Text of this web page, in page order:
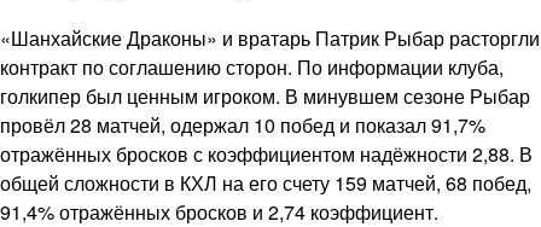
«Шанхайские Драконы» и вратарь Патрик Рыбар расторгли
контракт по соглашению сторон. По информации клуба,
голкипер был ценным игроком. В минувшем сезоне Рыбар
провёл 28 матчей, одержал 10 побед и показал 91,7%
отражённых бросков с коэффициентом надёжности 2,88. В
общей сложности в КХЛ на его счету 159 матчей, 68 побед,
91,4% отражённых бросков и 2,74 коэффициент.